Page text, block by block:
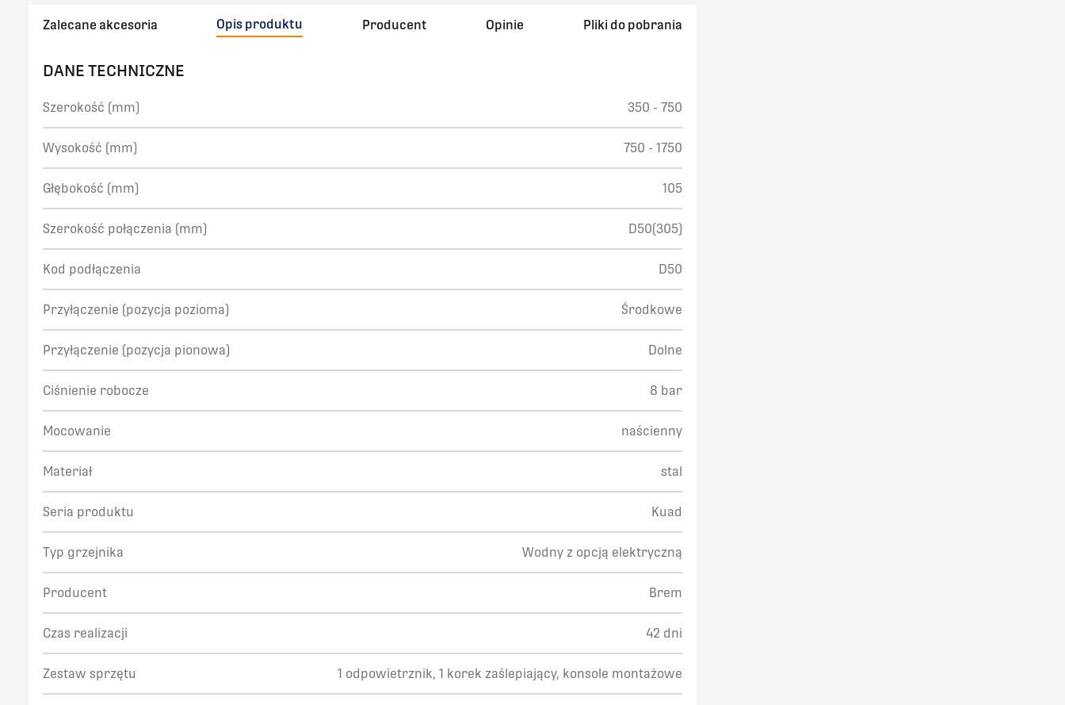
Zalecane akcesoria Opis produktu Producent Opinie Pliki do pobrania
DANE TECHNICZNE
Szerokość (mm) 350 - 750
Wysokość (mm) 750 - 1750
Głębokość (mm) 105
Szerokość połączenia (mm) D50(305)
Kod podłączenia D50
Przyłączenie (pozycja pozioma) Środkowe
Przyłączenie (pozycja pionowa) Dolne
Ciśnienie robocze 8 bar
Mocowanie naścienny
Materiał stal
Seria produktu Kuad
Typ grzejnika Wodny z opcją elektryczną
Producent Brem
Czas realizacji 42 dni
Zestaw sprzętu 1 odpowietrznik, 1 korek zaślepiający, konsole montażowe